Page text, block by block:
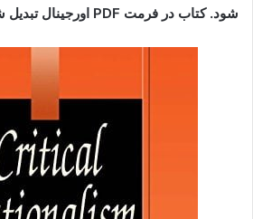
شود. کتاب در فرمت PDF اورجینال تبدیل شده ارسال می شود.